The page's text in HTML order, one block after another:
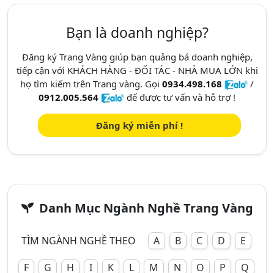
Bạn là doanh nghiệp?
Đăng ký Trang Vàng giúp bạn quảng bá doanh nghiệp,
tiếp cận với KHÁCH HÀNG - ĐỐI TÁC - NHÀ MUA LỚN khi
họ tìm kiếm trên Trang vàng. Gọi 0934.498.168
/
0912.005.564
để được tư vấn và hỗ trợ !
Đăng ký miễn phí !
Danh Mục Ngành Nghề Trang Vàng
TÌM NGÀNH NGHỀ THEO A B C D
E
F
G H I K L M N O P Q